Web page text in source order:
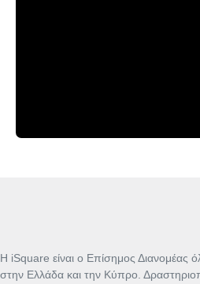
Η iSquare είναι ο Επίσημος Διανομέας
στην Ελλάδα και την Κύπρο.